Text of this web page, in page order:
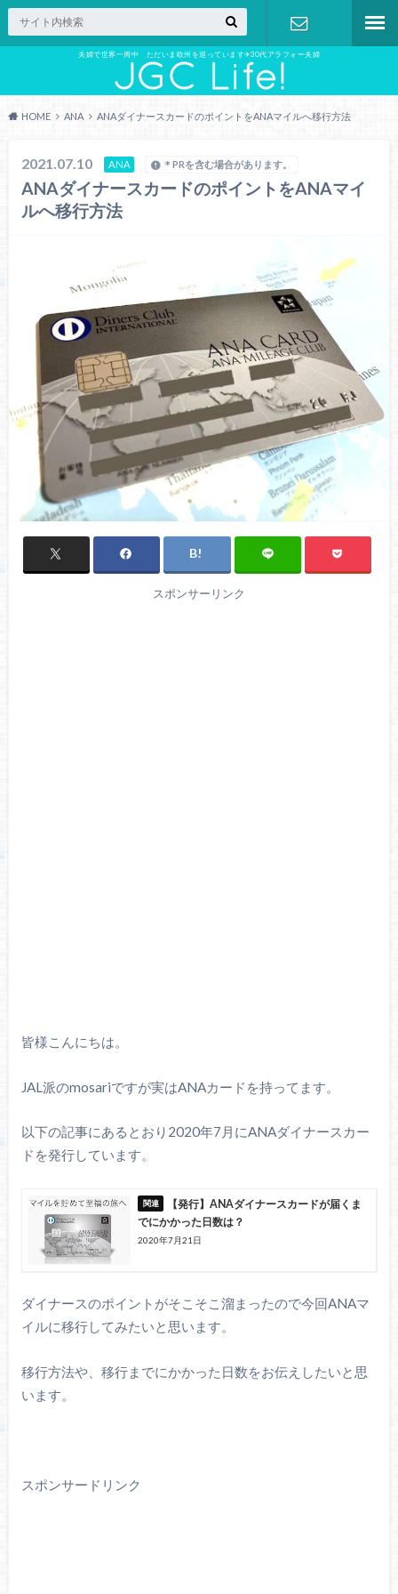
夫婦で世界一周中 ただいま欧州を巡っています✈︎30代アラフォー夫婦
お問い合わ
せ
HOME ANA ANAダイナースカードのポイントをANAマイルへ移行方法
2021.07.10 ANA ＊PRを含む場合があります。
ANAダイナースカードのポイントをANAマイ
ルへ移行方法
スポンサーリンク
皆様こんにちは。
JAL派のmosariですが実はANAカードを持ってます。
以下の記事にあるとおり2020年7月にANAダイナースカー
ドを発行しています。
【発行】ANAダイナースカードが届くま
でにかかった日数は？
2020年7月21日
ダイナースのポイントがそこそこ溜まったので今回ANAマ
イルに移行してみたいと思います。
移行方法や、移行までにかかった日数をお伝えしたいと思
います。
スポンサードリンク